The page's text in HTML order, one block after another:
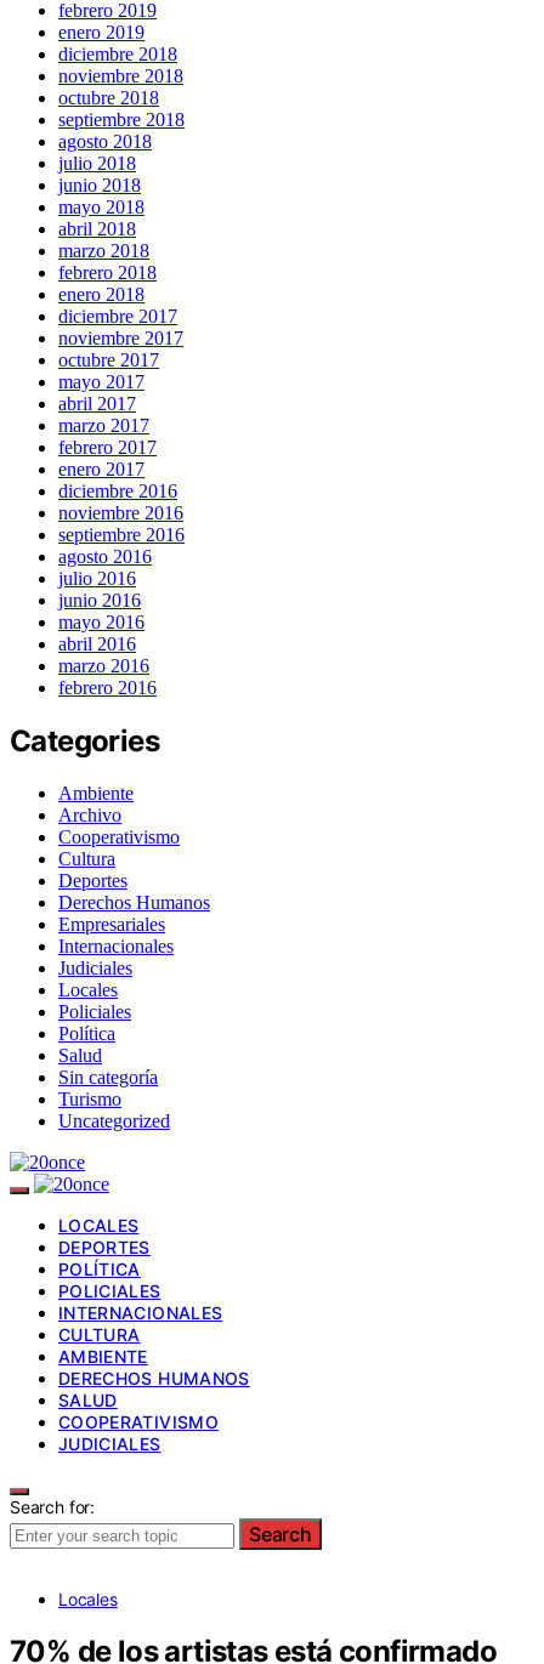
febrero 2019
enero 2019
diciembre 2018
noviembre 2018
octubre 2018
septiembre 2018
agosto 2018
julio 2018
junio 2018
mayo 2018
abril 2018
marzo 2018
febrero 2018
enero 2018
diciembre 2017
noviembre 2017
octubre 2017
mayo 2017
abril 2017
marzo 2017
febrero 2017
enero 2017
diciembre 2016
noviembre 2016
septiembre 2016
agosto 2016
julio 2016
junio 2016
mayo 2016
abril 2016
marzo 2016
febrero 2016
Categories
Ambiente
Archivo
Cooperativismo
Cultura
Deportes
Derechos Humanos
Empresariales
Internacionales
Judiciales
Locales
Policiales
Política
Salud
Sin categoría
Turismo
Uncategorized
LOCALES
DEPORTES
POLÍTICA
POLICIALES
INTERNACIONALES
CULTURA
AMBIENTE
DERECHOS HUMANOS
SALUD
COOPERATIVISMO
JUDICIALES
Search for:
Search
Locales
70% de los artistas está confirmado